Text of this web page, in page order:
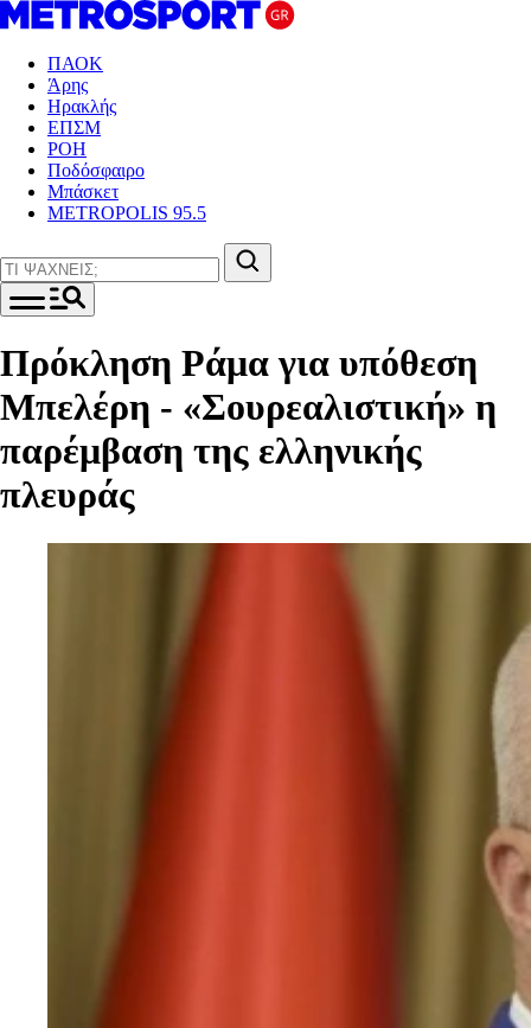
ΠΑΟΚ
Άρης
Ηρακλής
ΕΠΣΜ
ΡΟΗ
Ποδόσφαιρο
Μπάσκετ
METROPOLIS 95.5
Πρόκληση Ράμα για υπόθεση
Μπελέρη - «Σουρεαλιστική» η
παρέμβαση της ελληνικής
πλευράς